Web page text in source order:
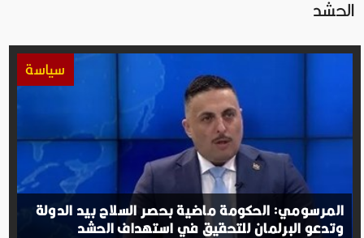
الحشد
سياسة
المرسومي: الحكومة ماضية بحصر السلاح بيد الدولة
وتدعو البرلمان للتحقيق في استهداف الحشد